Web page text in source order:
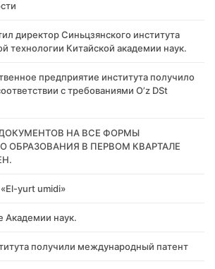
директор Синьцзянского института
технологии Китайской академии наук.
предприятие института получило
с требованиями O’z DSt
НА ВСЕ ФОРМЫ
ОБРАЗОВАНИЯ В ПЕРВОМ КВАРТАЛЕ
yurt umidi»
Академии наук.
получили международный патент